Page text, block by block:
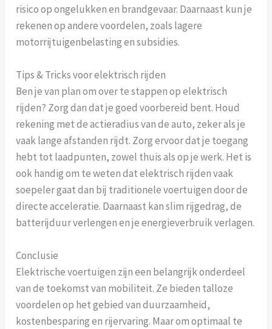
risico op ongelukken en brandgevaar. Daarnaast kun je
rekenen op andere voordelen, zoals lagere
motorrijtuigenbelasting en subsidies.
Tips & Tricks voor elektrisch rijden
Ben je van plan om over te stappen op elektrisch
rijden? Zorg dan dat je goed voorbereid bent. Houd
rekening met de actieradius van de auto, zeker als je
vaak lange afstanden rijdt. Zorg ervoor dat je toegang
hebt tot laadpunten, zowel thuis als op je werk. Het is
ook handig om te weten dat elektrisch rijden vaak
soepeler gaat dan bij traditionele voertuigen door de
directe acceleratie. Daarnaast kan slim rijgedrag, de
batterijduur verlengen en je energieverbruik verlagen.
Conclusie
Elektrische voertuigen zijn een belangrijk onderdeel
van de toekomst van mobiliteit. Ze bieden talloze
voordelen op het gebied van duurzaamheid,
kostenbesparing en rijervaring. Maar om optimaal te